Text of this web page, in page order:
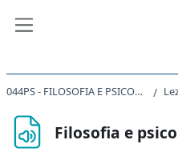
044PS - FILOSOFIA E PSICOLOGIA 2019
Filosofia e